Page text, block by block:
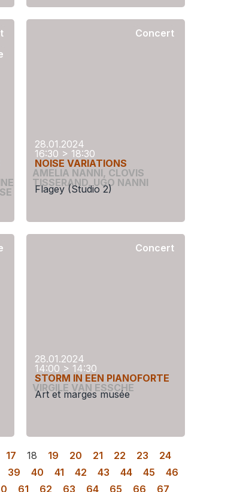
28.01.2024
16:30 > 18:30
NOISE VARIATIONS
AMELIA NANNI, CLOVIS
TISSERAND,UGO NANNI
Flagey (Studio 2)
Concert
28.01.2024
14:00 > 14:30
STORM IN EEN PIANOFORTE
VIRGILE VAN ESSCHE
Art et marges musée
Concert
17 18 19 20 21 22 23
24
39 40 41 42 43 44 45
46
61 62 63 64 65 66 67